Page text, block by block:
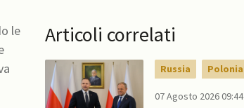
le
Articoli correlati
Russia Polonia
07 Agosto 2026 09:44